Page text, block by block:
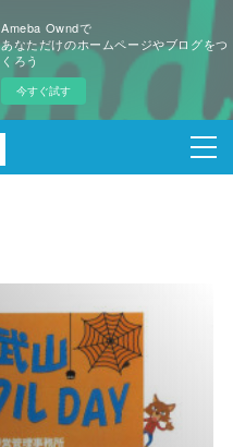
Ameba Owndで
あなただけのホームページやブログをつ
くろう
今すぐ試す